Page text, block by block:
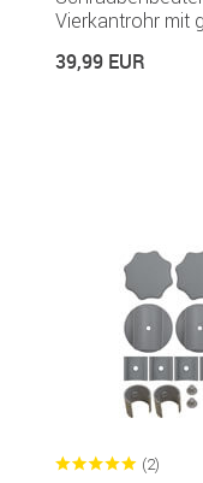
Vierkantrohr mit
39,99 EUR
(2)